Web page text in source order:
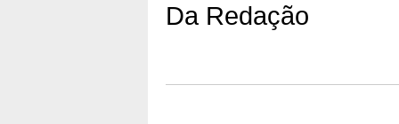
Da Redação